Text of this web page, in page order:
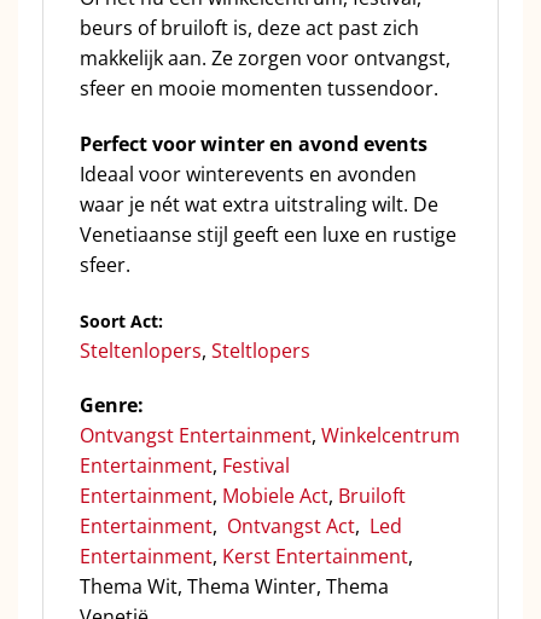
beurs of bruiloft is, deze act past zich
makkelijk aan. Ze zorgen voor ontvangst,
sfeer en mooie momenten tussendoor.
Perfect voor winter en avond events
Ideaal voor winterevents en avonden
waar je nét wat extra uitstraling wilt. De
Venetiaanse stijl geeft een luxe en rustige
sfeer.
Soort Act:
Steltenlopers, Steltlopers
Genre:
Ontvangst Entertainment, Winkelcentrum
Entertainment, Festival
Entertainment, Mobiele Act, Bruiloft
Entertainment, Ontvangst Act, Led
Entertainment, Kerst Entertainment,
Thema Wit, Thema Winter, Thema